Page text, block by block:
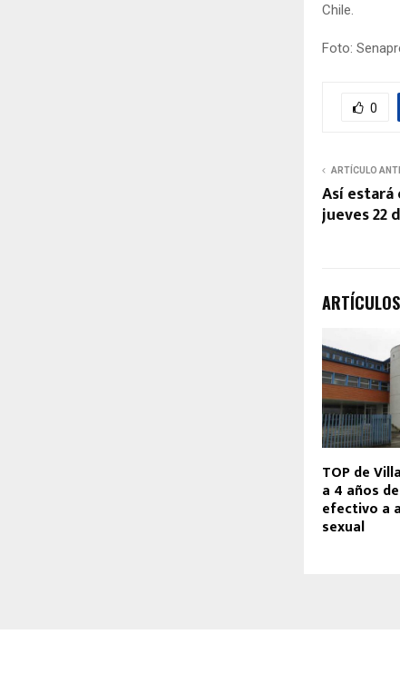
Chile.
Foto:
0
ARTÍCULO
Así
jueves 22
TOP de
a 4 años
efectivo a
sexual